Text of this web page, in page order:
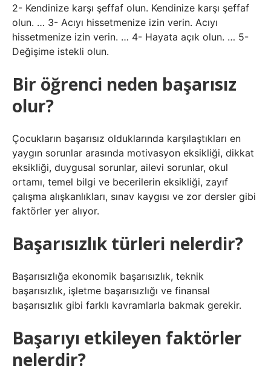
2- Kendinize karşı şeffaf olun. Kendinize karşı şeffaf
olun. … 3- Acıyı hissetmenize izin verin. Acıyı
hissetmenize izin verin. … 4- Hayata açık olun. … 5-
Değişime istekli olun.
Bir öğrenci neden başarısız
olur?
Çocukların başarısız olduklarında karşılaştıkları en
yaygın sorunlar arasında motivasyon eksikliği, dikkat
eksikliği, duygusal sorunlar, ailevi sorunlar, okul
ortamı, temel bilgi ve becerilerin eksikliği, zayıf
çalışma alışkanlıkları, sınav kaygısı ve zor dersler gibi
faktörler yer alıyor.
Başarısızlık türleri nelerdir?
Başarısızlığa ekonomik başarısızlık, teknik
başarısızlık, işletme başarısızlığı ve finansal
başarısızlık gibi farklı kavramlarla bakmak gerekir.
Başarıyı etkileyen faktörler
nelerdir?